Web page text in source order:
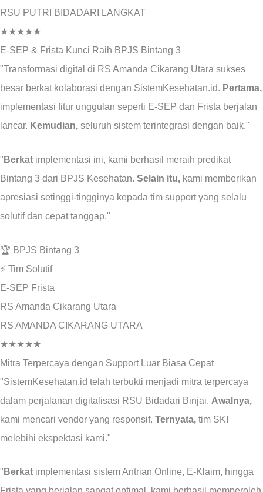
RSU PUTRI BIDADARI LANGKAT
★★★★★
E-SEP & Frista Kunci Raih BPJS Bintang 3
"Transformasi digital di RS Amanda Cikarang Utara sukses
besar berkat kolaborasi dengan SistemKesehatan.id. Pertama,
implementasi fitur unggulan seperti E-SEP dan Frista berjalan
lancar. Kemudian, seluruh sistem terintegrasi dengan baik."
" Berkat implementasi ini, kami berhasil meraih predikat
Bintang 3 dari BPJS Kesehatan. Selain itu, kami memberikan
apresiasi setinggi-tingginya kepada tim support yang selalu
solutif dan cepat tanggap."
🏆 BPJS Bintang 3
⚡ Tim Solutif
E-SEP Frista
RS Amanda Cikarang Utara
RS AMANDA CIKARANG UTARA
★★★★★
Mitra Terpercaya dengan Support Luar Biasa Cepat
"SistemKesehatan.id telah terbukti menjadi mitra terpercaya
dalam perjalanan digitalisasi RSU Bidadari Binjai. Awalnya,
kami mencari vendor yang responsif. Ternyata, tim SKI
melebihi ekspektasi kami."
" Berkat implementasi sistem Antrian Online, E-Klaim, hingga